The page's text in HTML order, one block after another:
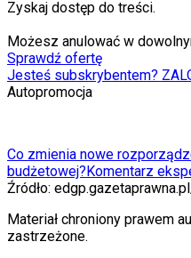
Zyskaj dostęp do treści.
Możesz anulować w
Sprawdź ofertę
Jesteś subskrybentem?
Autopromocja
Co zmienia nowe
budżetowej? Komentarz
Źródło:
Materiał chroniony prawem
zastrzeżone.